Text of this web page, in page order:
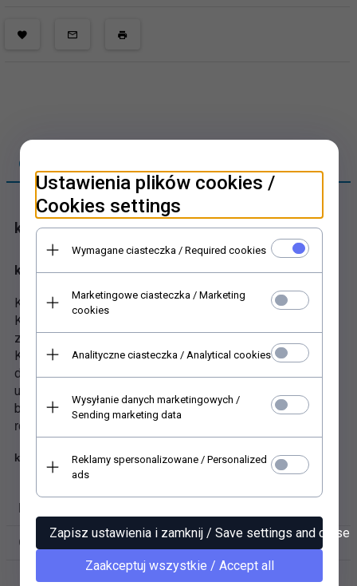
OPIS PRODUKTU
koperty ozdobne
koperta w formacie C6 - szara
Koperta wykonana z wysokiej jakości papieru gładkiego.
Klapka koperty jest w kształcie trójkąta z klejem do
zwilżenia czyli tzw. zamknięcie NK.
Koperty zamykane w trójkąt stanowią doskonałą oprawę
dla zaproszeń ślubnych, kartek świątecznych, kartek
urodzinowych i okolicznościowych oraz korespondencji
biznesowej czy prywatnej.
rozmiar koperty 114x162 mm
koperta KP04.12
DANE TECHNICZNE
OPINIE KLIENTÓW
Ustawienia plików cookies /
Cookies settings
Wymagane ciasteczka / Required cookies
Marketingowe ciasteczka / Marketing
cookies
Analityczne ciasteczka / Analytical cookies
Wysyłanie danych marketingowych /
Sending marketing data
Reklamy spersonalizowane / Personalized
ads
Zapisz ustawienia i zamknij / Save settings and close
Zaakceptuj wszystkie / Accept all